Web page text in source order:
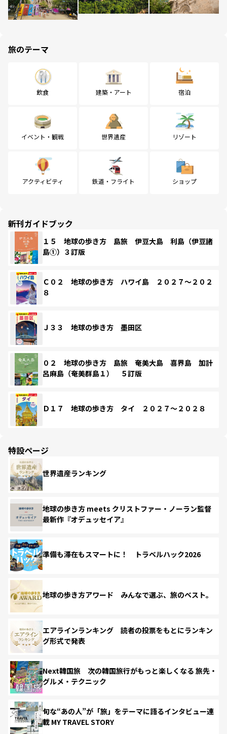
旅のテーマ
飲食 建築・アート 宿泊
イベント・観戦 世界遺産 リゾート
アクティビティ 鉄道・フライト ショップ
新刊ガイドブック
１５ 地球の歩き方 島旅 伊豆大島 利島（伊豆諸
島①）３訂版
Ｃ０２ 地球の歩き方 ハワイ島 ２０２７～２０２
８
Ｊ３３ 地球の歩き方 墨田区
０２ 地球の歩き方 島旅 奄美大島 喜界島 加計
呂麻島（奄美群島１） ５訂版
Ｄ１７ 地球の歩き方 タイ ２０２７～２０２８
特設ページ
世界遺産ランキング
地球の歩き方 meets クリストファー・ノーラン監督
最新作『オデュッセイア』
準備も滞在もスマートに！ トラベルハック2026
地球の歩き方アワード みんなで選ぶ、旅のベスト。
エアラインランキング 読者の投票をもとにランキン
グ形式で発表
Next韓国旅 次の韓国旅行がもっと楽しくなる 旅先・
グルメ・テクニック
旬な“あの人”が「旅」をテーマに語るインタビュー連
載 MY TRAVEL STORY